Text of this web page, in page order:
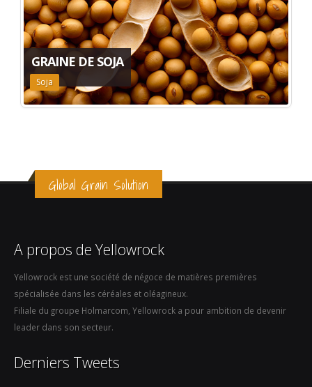
GRAINE DE SOJA
Soja
Global Grain Solution
A propos de Yellowrock
Yellowrock est une société de négoce de matières premières
spécialisée dans les céréales et oléagineux.
Filiale du groupe Holmarcom, Yellowrock a pour ambition de devenir
leader dans son secteur.
Derniers Tweets